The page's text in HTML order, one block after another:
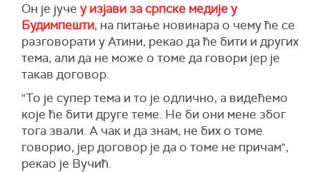
Он је јуче у изјави за српске медије у
Будимпешти, на питање новинара о чему ће се
разговорати у Атини, рекао да ће бити и других
тема, али да не може о томе да говори јер је
такав договор.
"То је супер тема и то је одлично, а видећемо
које ће бити друге теме. Не би они мене због
тога звали. А чак и да знам, не бих о томе
говорио, јер договор је да о томе не причам",
рекао је Вучић.